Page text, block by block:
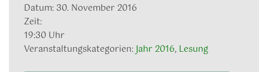
Datum: 30. November 2016
Zeit:
19:30 Uhr
Veranstaltungskategorien: Jahr 2016, Lesung